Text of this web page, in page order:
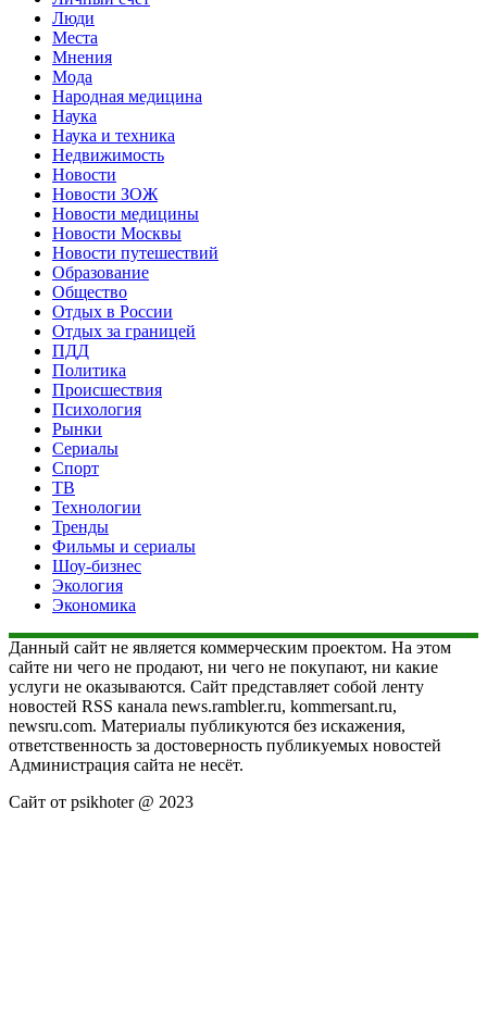
Люди
Места
Мнения
Мода
Народная медицина
Наука
Наука и техника
Недвижимость
Новости
Новости ЗОЖ
Новости медицины
Новости Москвы
Новости путешествий
Образование
Общество
Отдых в России
Отдых за границей
ПДД
Политика
Происшествия
Психология
Рынки
Сериалы
Спорт
ТВ
Технологии
Тренды
Фильмы и сериалы
Шоу-бизнес
Экология
Экономика
Данный сайт не является коммерческим проектом. На этом
сайте ни чего не продают, ни чего не покупают, ни какие
услуги не оказываются. Сайт представляет собой ленту
новостей RSS канала news.rambler.ru, kommersant.ru,
newsru.com. Материалы публикуются без искажения,
ответственность за достоверность публикуемых новостей
Администрация сайта не несёт.
Сайт от psikhoter @ 2023